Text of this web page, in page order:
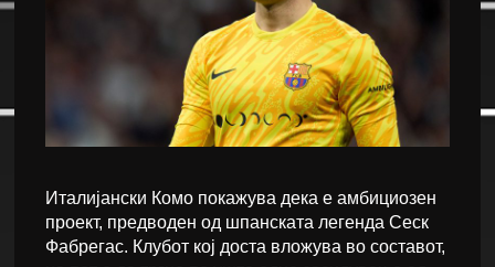
Италијански Комо покажува дека е амбициозен
проект, предводен од шпанската легенда Сеск
Фабрегас. Клубот кој доста вложува во составот,